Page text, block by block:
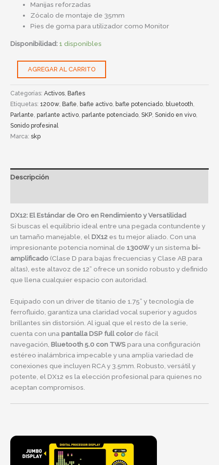
Manijas reforzadas
Zócalo de montaje de 35mm
Pies de goma para utilizador como Monitor
Disponibilidad:1 disponibles
AGREGAR AL CARRITO
Categorías:Activos ,Bafles
Etiquetas:1200w ,Bafle ,bafle activo ,bafle potenciado ,bluetooth
Parlante ,parlante activo ,parlante potenciado ,SKP ,Sonido en vivo
Sonido profesinal
Marca:skp
Descripción
DX12: El Estándar de Oro en Rendimiento y Versatilidad
Si buscas el equilibrio ideal entre una pegada contundente y
un tamaño manejable, elDX12 es tu mejor aliado. Con una
impresionante potencia nominal de1300Wy un sistema bi-
amplificado (Clase D para bajas frecuencias y Clase AB para
altas), este altavoz de 12” ofrece un sonido robusto y definido
que llena cualquier espacio con autoridad.
Equipado con un driver de titanio de 1.75” y tecnología de
ferrofluido, garantiza una claridad vocal superior y agudos
brillantes sin distorsión. Al igual que el resto de la serie,
cuenta con unapantalla DSP full color de fácil
navegación,Bluetooth 5.0 con TWSpara una configuración
estéreo inalámbrica impecable y una amplia variedad de
conexiones que incluyen RCA y 3.5mm. Robusto, versátil y
potente, el DX12 es la elección profesional para quienes no
aceptan compromisos.